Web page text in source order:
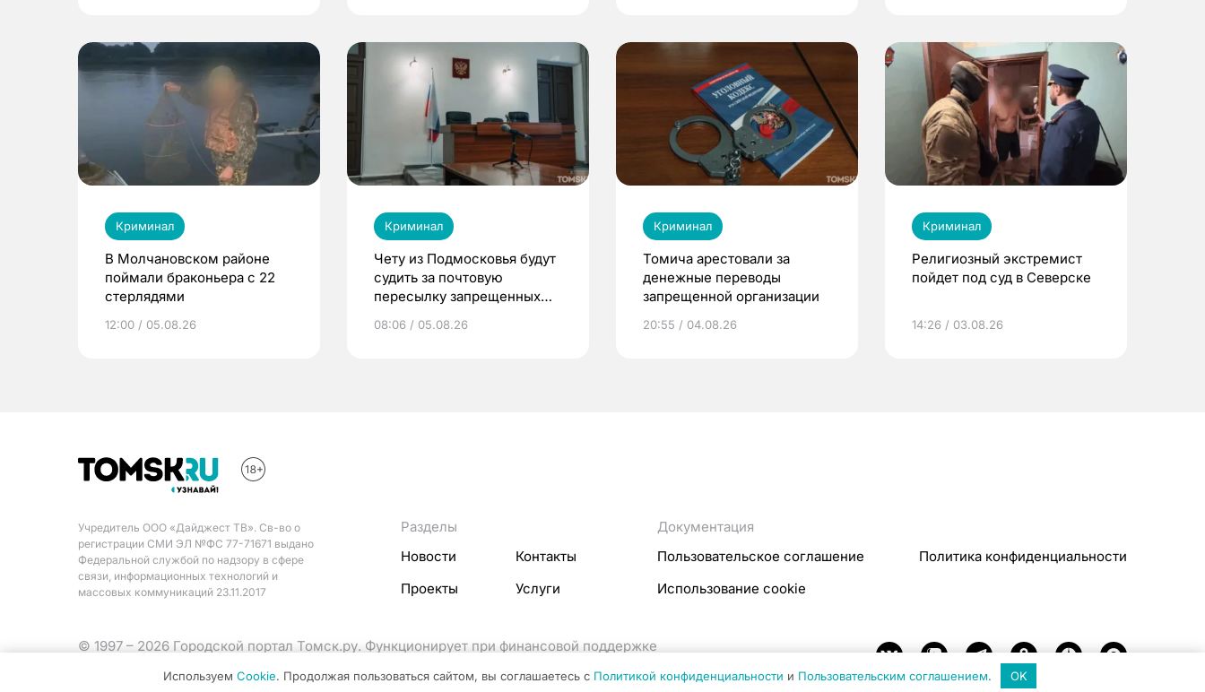
Криминал
В Молчановском районе
поймали браконьера с 22
стерлядями
12:00 / 05.08.26
Криминал
Чету из Подмосковья будут
судить за почтовую
пересылку запрещенных
08:06 / 05.08.26
Криминал
Томича арестовали за
денежные переводы
запрещенной организации
20:55 / 04.08.26
Криминал
Религиозный экстремист
пойдет под суд в Северске
14:26 / 03.08.26
Учредитель ООО «Дайджест ТВ». Св-во о
регистрации СМИ ЭЛ №ФС 77-71671 выдано
Федеральной службой по надзору в сфере
связи, информационных технологий и
массовых коммуникаций 23.11.2017
Разделы
Новости
Контакты
Проекты
Услуги
Документация
Пользовательское соглашение
Политика конфиденциальности
Использование cookie
© 1997 – 2026 Городской портал Томск.ру. Функционирует при финансовой поддержке
Используем Cookie. Продолжая пользоваться сайтом, вы соглашаетесь с Политикой конфиденциальности и Пользовательским соглашением. OK